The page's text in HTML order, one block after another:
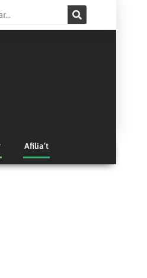
Afilia’t